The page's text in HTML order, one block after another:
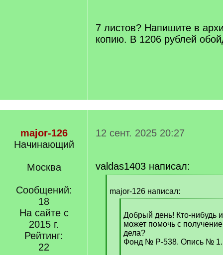
7 листов? Напишите в
копию. В 1206 рублей
major-126
Начинающий
Москва
Сообщений:
18
На сайте с
2015 г.
Рейтинг:
22
12 сент. 2025 20:27
valdas1403 написал:
q
major-126 написал:
q
]
Добрый день! Кто-нибудь
может помочь с
дела?
Фонд № Р-538. Опись №